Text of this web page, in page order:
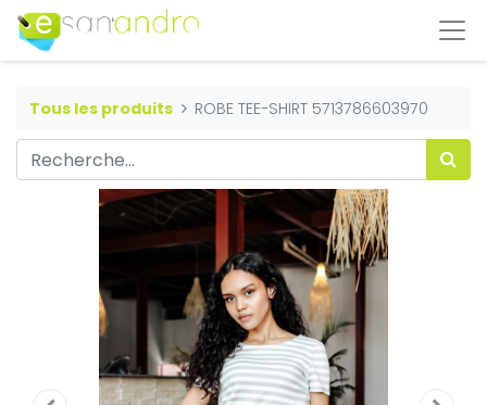
Tous les produits ROBE TEE-SHIRT 5713786603970